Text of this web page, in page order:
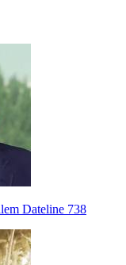
Dateline 738